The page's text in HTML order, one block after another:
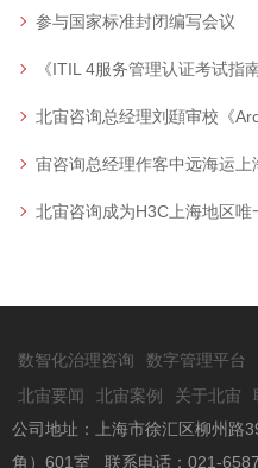
参与国家标准封闭编写会议
《ITIL 4服务管理认证考试指
北宙咨询总经理刘頲审校《
宙咨询总经理作客中远海运上海公
北宙咨询成为H3C上海地区
数智化治理咨询 数字管理平台
北宙要闻
北宙案例 关于北宙
公司地址：上海市徐汇区柳州路
角）601室 联系电话：021-